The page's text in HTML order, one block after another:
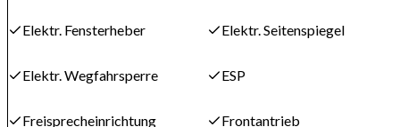
Elektr. Fensterheber Elektr. Seitenspiegel
Elektr. Wegfahrsperre ESP
Freisprecheinrichtung Frontantrieb